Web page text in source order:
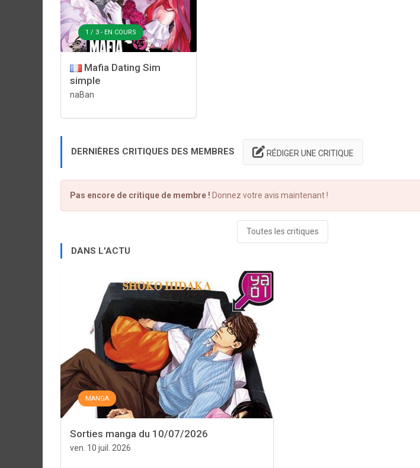
1 / 3 - EN COURS
Mafia Dating Sim
simple
naBan
DERNIÈRES CRITIQUES DES MEMBRES RÉDIGER UNE CRITIQUE
Pas encore de critique de membre ! Donnez votre avis maintenant !
Toutes les critiques
DANS L'ACTU
MANGA
Sorties manga du 10/07/2026
ven. 10 juil. 2026